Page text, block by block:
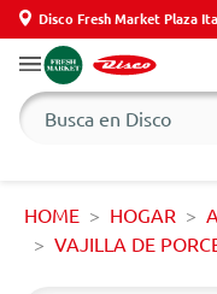
Disco Fresh Market Plaza
HOME HOGAR
VAJILLA DE